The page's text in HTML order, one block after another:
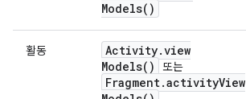
Models( )
활동 Activity.view
Models( ) 또는
Fragment.activityView